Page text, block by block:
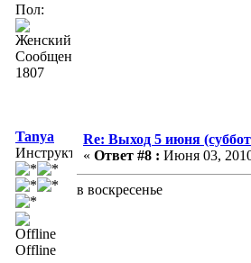
Пол:
Сообщений:
1807
Tanya
Инструктор
Offline
Re: Выход 5 июня
« Ответ #8 : Июня 03,
в воскресенье